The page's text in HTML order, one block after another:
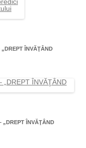
ÎNVĂŢÂND
„DREPT ÎNVĂŢÂND